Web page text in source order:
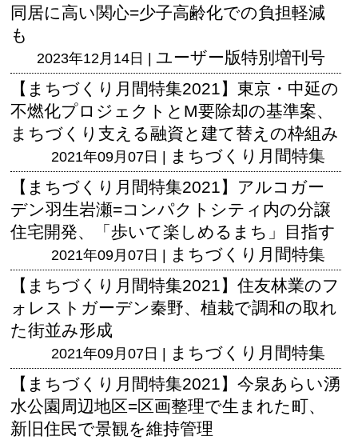
同居に高い関心=少子高齢化での負担軽減
も
2023年12月14日 | ユーザー版特別増刊号
【まちづくり月間特集2021】東京・中延の
不燃化プロジェクトとM要除却の基準案、
まちづくり支える融資と建て替えの枠組み
2021年09月07日 | まちづくり月間特集
【まちづくり月間特集2021】アルコガー
デン羽生岩瀬=コンパクトシティ内の分譲
住宅開発、「歩いて楽しめるまち」目指す
2021年09月07日 | まちづくり月間特集
【まちづくり月間特集2021】住友林業のフ
ォレストガーデン秦野、植栽で調和の取れ
た街並み形成
2021年09月07日 | まちづくり月間特集
【まちづくり月間特集2021】今泉あらい湧
水公園周辺地区=区画整理で生まれた町、
新旧住民で景観を維持管理